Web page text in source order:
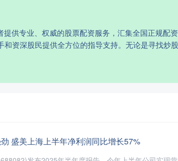
供专业、权威的股票配资服务，汇集全国正规配
资深股民提供全方位的指导支持。无论是寻找炒
盛美上海上半年净利润同比增长57%